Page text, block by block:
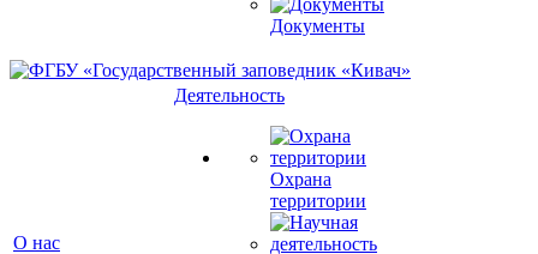
Документы
О нас
Деятельность
Охрана
территории